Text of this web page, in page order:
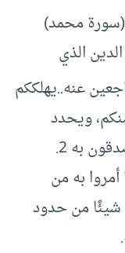
(سورة محمد)
الذي
عنه..يهلككم
ويحدد
أوصاف هؤلاء القوم الآخرين: 1. يصدقون به 2.
بما أمروا به من
يضيعون شيئًا من حدود